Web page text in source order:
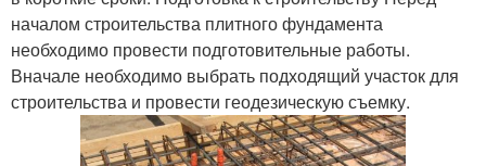
началом строительства плитного фундамента
необходимо провести подготовительные работы.
Вначале необходимо выбрать подходящий участок для
строительства и провести геодезическую съемку.